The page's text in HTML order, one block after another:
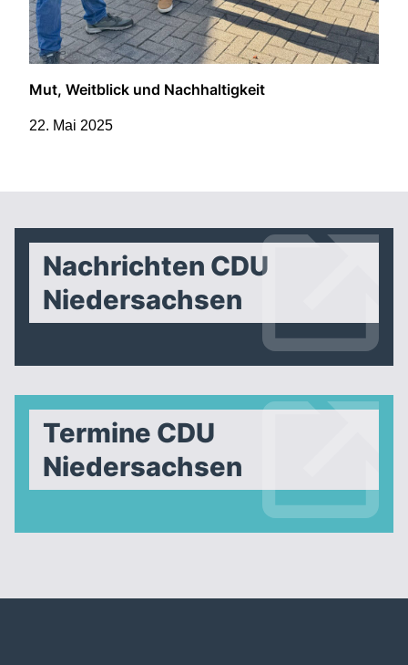
Mut, Weitblick und Nachhaltigkeit
22. Mai 2025
Nachrichten CDU
Niedersachsen
Termine CDU
Niedersachsen